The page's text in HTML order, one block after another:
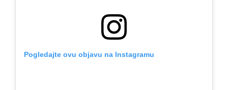
Pogledajte ovu objavu na Instagramu